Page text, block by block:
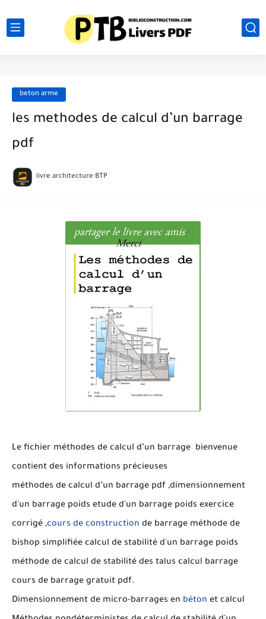
beton arme
les methodes de calcul d’un barrage
pdf
livre architecture BTP
Le fichier méthodes de calcul d’un barrage bienvenue
contient des informations précieuses
méthodes de calcul d’un barrage pdf ,dimensionnement
d'un barrage poids etude d'un barrage poids exercice
corrigé ,cours de construction de barrage méthode de
bishop simplifiée calcul de stabilité d'un barrage poids
méthode de calcul de stabilité des talus calcul barrage
cours de barrage gratuit pdf.
Dimensionnement de micro-barrages en béton et calcul